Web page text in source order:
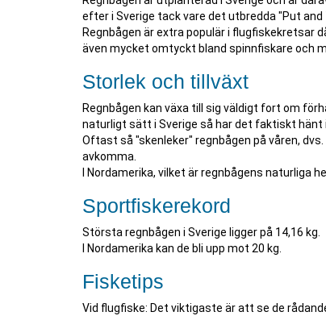
efter i Sverige tack vare det utbredda "Put and
Regnbågen är extra populär i flugfiskekretsar
även mycket omtyckt bland spinnfiskare och
Storlek och tillväxt
Regnbågen kan växa till sig väldigt fort om
naturligt sätt i Sverige så har det faktiskt hänt
Oftast så "skenleker" regnbågen på våren,
avkomma.
I Nordamerika, vilket är regnbågens naturliga
Sportfiskerekord
Största regnbågen i Sverige ligger på 14,16 kg.
I Nordamerika kan de bli upp mot 20 kg.
Fisketips
Vid flugfiske: Det viktigaste är att se de